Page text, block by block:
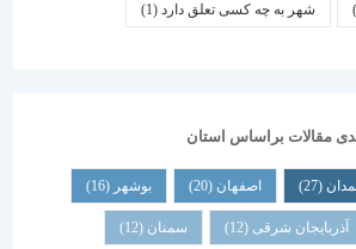
به چه کسی تعلق دارد(1)
براساس استان
اصفهان (20) بوشهر
شرقی(12) سمنان (12)